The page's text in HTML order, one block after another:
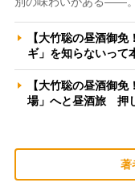
【大竹聡の昼酒御
ギ」を知らないっ
【大竹聡の昼酒御
場」へと昼酒旅 押
著